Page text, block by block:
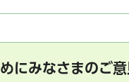
にみなさまのご